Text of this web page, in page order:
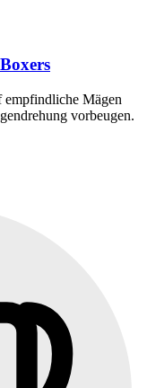
Mägen
vorbeugen.